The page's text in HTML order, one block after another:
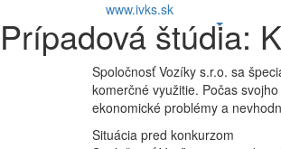
www.ivks.sk
Prípadová štúdia:
Spoločnosť Vozíky s.r.o. sa
komerčné využitie. Počas
ekonomické problémy a
Situácia pred konkurzom